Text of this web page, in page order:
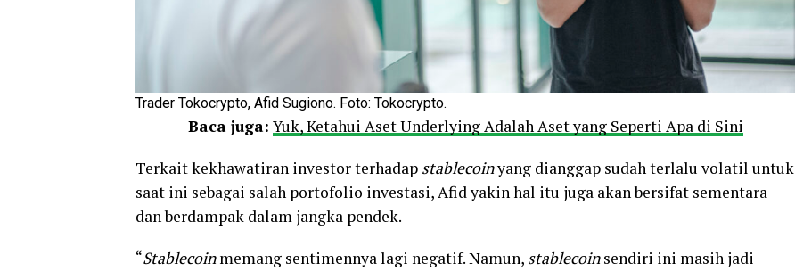
Trader Tokocrypto, Afid Sugiono. Foto: Tokocrypto.
Baca juga: Yuk, Ketahui Aset Underlying Adalah Aset yang Seperti Apa di Sini
Terkait kekhawatiran investor terhadap stablecoinyang dianggap sudah terlalu volatil untuk
saat ini sebagai salah portofolio investasi, Afid yakin hal itu juga akan bersifat sementara
dan berdampak dalam jangka pendek.
“Stablecoinmemang sentimennya lagi negatif. Namun, stablecoinsendiri ini masih jadi